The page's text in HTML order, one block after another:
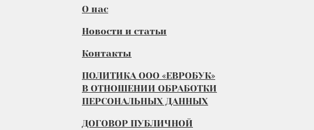
О нас
Новости и статьи
Контакты
ПОЛИТИКА ООО «ЕВРОБУК»
В ОТНОШЕНИИ ОБРАБОТКИ
ПЕРСОНАЛЬНЫХ ДАННЫХ
ДОГОВОР ПУБЛИЧНОЙ